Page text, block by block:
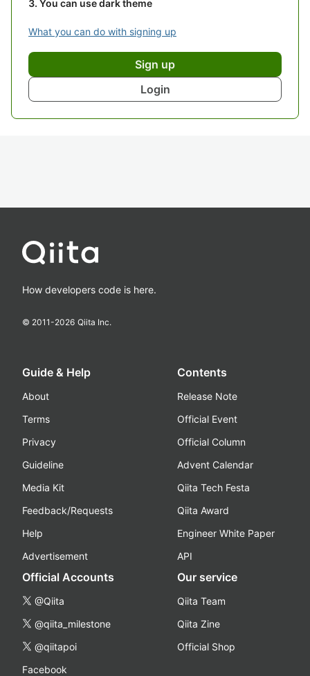
You can use dark theme
What you can do with signing up
Sign up
Login
How developers code is here.
© 2011-2026 Qiita Inc.
Guide & Help
About
Terms
Privacy
Guideline
Media Kit
Feedback/Requests
Help
Advertisement
Contents
Release Note
Official Event
Official Column
Advent Calendar
Qiita Tech Festa
Qiita Award
Engineer White Paper
API
Official Accounts
@Qiita
@qiita_milestone
@qiitapoi
Facebook
Our service
Qiita Team
Qiita Zine
Official Shop